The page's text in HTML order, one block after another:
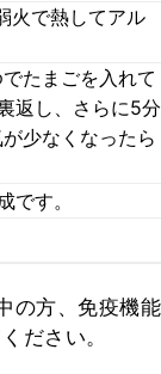
火で熱してアル
たまごを入れて
返し、さらに5分
少なくなったら
です。
の方、免疫機能
ださい。